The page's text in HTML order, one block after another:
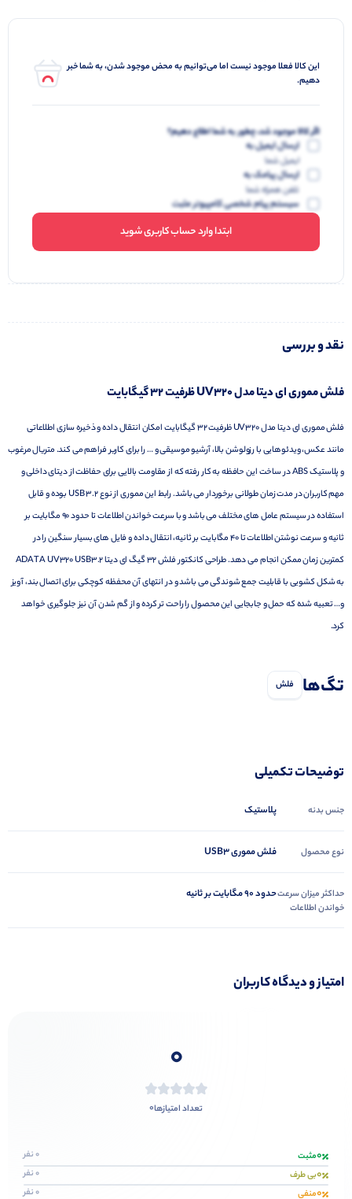
کانکتور فلش ۳۲ گیگ ای دیتا ADATA UV320 USB3.2 به شکل کشویی با قابلیت جمع شوندگی می باشد
این کالا فعلا موجود نیست اما می‌توانیم به محض موجود شدن، به شما خبر
دهیم.
اگر کالا موجود شد، چطور به شما اطلاع دهیم؟
ارسال ایمیل به
ایمیل شما
ارسال پیامک به
تلفن همراه شما
سیستم پیام شخصی کامپیوتر مثبت
ابتدا وارد حساب کاربری شوید
نقد و بررسی
فلش مموری ای دیتا مدل UV320 ظرفیت ۳۲ گیگابایت
فلش مموری ای دیتا مدل UV320 ظرفیت 32 گیگابایت امکان انتقال داده و ذخیره سازی اطلاعاتی
مانند عکس، ویدئوهایی با رزولوشن بالا، آرشیو موسیقی و … را برای کاربر فراهم می کند. متریال مرغوب
و پلاستیک ABS در ساخت این حافظه به کار رفته که از مقاومت بالایی برای حفاظت از دیتای داخلی و
مهم کاربران در مدت زمان طولانی برخوردار می باشد. رابط این مموری از نوع USB 3.2 بوده و قابل
استفاده در سیستم عامل های مختلف می باشد و با سرعت خواندن اطلاعات تا حدود ۹۰ مگابایت بر
ثانیه و سرعت نوشتن اطلاعات تا ۴۰ مگابایت بر ثانیه، انتقال داده و فایل های بسیار سنگین را در
کمترین زمان ممکن انجام می دهد. طراحی کانکتور فلش ۳۲ گیگ ای دیتا ADATA UV320 USB3.2
به شکل کشویی با قابلیت جمع شوندگی می باشد و در انتهای آن محفظه کوچکی برای اتصال بند، آویز
و… تعبیه شده که حمل و جابجایی این محصول را راحت تر کرده و از گم شدن آن نیز جلوگیری خواهد
کرد.
تگ‌ها فلش
توضیحات تکمیلی
جنس بدنه پلاستیک
نوع محصول فلش مموری USB3
حداکثر میزان سرعت
خواندن اطلاعات
حدود 90 مگابایت بر ثانیه
امتیاز و دیدگاه کاربران
0
تعداد امتیازها0
0مثبت 0 نفر
0بی طرف 0 نفر
0منفی 0 نفر